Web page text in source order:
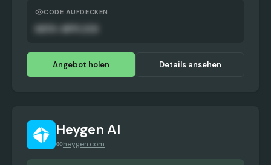
CODE AUFDECKEN
Angebot holen Details ansehen
Heygen AI
heygen.com